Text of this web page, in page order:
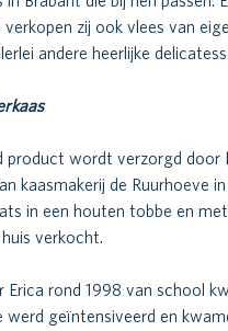
zij ook vlees van
andere heerlijke
product wordt verzorgd door
kaasmakerij de Ruurhoeve
in een houten tobbe en
verkocht.
Erica rond 1998 van school
werd geïntensiveerd en